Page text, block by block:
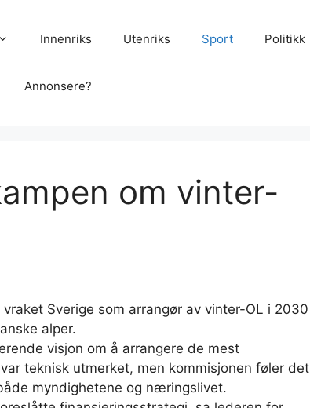
Innenriks Utenriks Sport Politikk
Annonsere?
om vinter-
Sverige som arrangør av vinter-OL i 2030
alper.
visjon om å arrangere de mest
teknisk utmerket, men kommisjonen føler det
myndighetene og næringslivet.